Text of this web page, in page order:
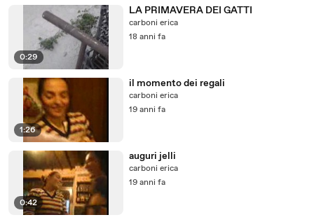
0:29
LA PRIMAVERA DEI GATTI
carboni erica
18 anni fa
1:26
il momento dei regali
carboni erica
19 anni fa
0:42
auguri jelli
carboni erica
19 anni fa